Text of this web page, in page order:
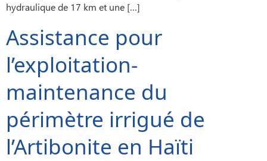
hydraulique de 17 km et une […]
Assistance pour
l’exploitation-
maintenance du
périmètre irrigué de
l’Artibonite en Haïti